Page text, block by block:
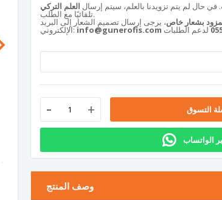
. في حال لم يتم تزويدنا بالعلم، سيتم إرسال العلم التركي
تلقائيًا مع الطلب.
بشعار خاص، يرجى إرسال تصميم الشعار إلى البريد
الإلكتروني:info@gunerofis.com
- + التسوق
الواتساب
وصف المنتج